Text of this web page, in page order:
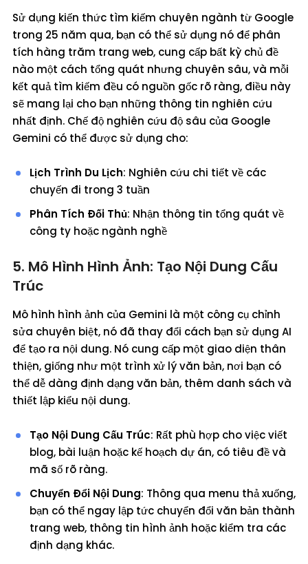
Sử dụng kiến thức tìm kiếm chuyên ngành từ Google
trong 25 năm qua, bạn có thể sử dụng nó để phân
tích hàng trăm trang web, cung cấp bất kỳ chủ đề
nào một cách tổng quát nhưng chuyên sâu, và mỗi
kết quả tìm kiếm đều có nguồn gốc rõ ràng, điều này
sẽ mang lại cho bạn những thông tin nghiên cứu
nhất định. Chế độ nghiên cứu độ sâu của Google
Gemini có thể được sử dụng cho:
Lịch Trình Du Lịch: Nghiên cứu chi tiết về các
chuyến đi trong 3 tuần
Phân Tích Đối Thủ: Nhận thông tin tổng quát về
công ty hoặc ngành nghề
5. Mô Hình Hình Ảnh: Tạo Nội Dung Cấu
Trúc
Mô hình hình ảnh của Gemini là một công cụ chỉnh
sửa chuyên biệt, nó đã thay đổi cách bạn sử dụng AI
để tạo ra nội dung. Nó cung cấp một giao diện thân
thiện, giống như một trình xử lý văn bản, nơi bạn có
thể dễ dàng định dạng văn bản, thêm danh sách và
thiết lập kiểu nội dung.
Tạo Nội Dung Cấu Trúc: Rất phù hợp cho việc viết
blog, bài luận hoặc kế hoạch dự án, có tiêu đề và
mã số rõ ràng.
Chuyển Đổi Nội Dung: Thông qua menu thả xuống,
bạn có thể ngay lập tức chuyển đổi văn bản thành
trang web, thông tin hình ảnh hoặc kiểm tra các
định dạng khác.